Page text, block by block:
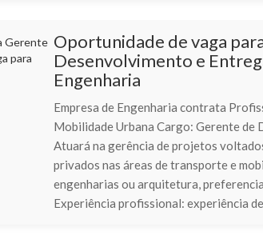
Oportunidade de vaga
Desenvolvimento e
Engenharia
Empresa de Engenharia contrata
Mobilidade Urbana Cargo: Gerente de
Atuará na gerência de projetos
privados nas áreas de transporte e
engenharias ou arquitetura,
Experiência profissional: experiência